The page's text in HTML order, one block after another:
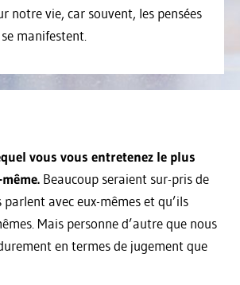
notre vie, car souvent, les pensées
manifestent.
vous vous entretenez le plus
Beaucoup seraient sur-pris de
parlent avec eux-mêmes et qu’ils
Mais personne d’autre que nous
en termes de jugement que